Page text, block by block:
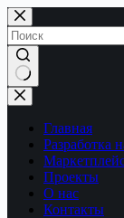
Перейти
к
сути
Ничего
не
найденоГлавная
Разработка
Проекты
О нас
Контакты